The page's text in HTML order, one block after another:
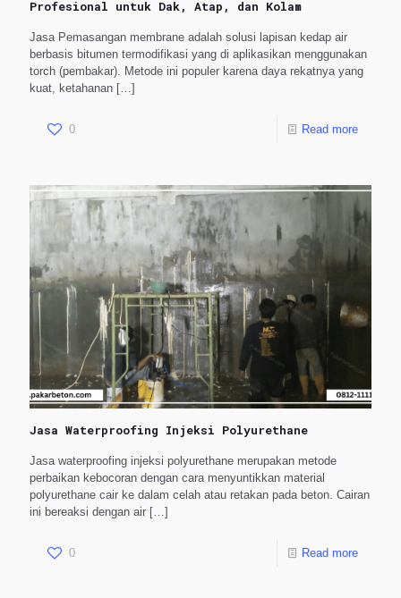
Profesional untuk Dak, Atap, dan Kolam
Jasa Pemasangan membrane adalah solusi lapisan kedap air
berbasis bitumen termodifikasi yang di aplikasikan menggunakan
torch (pembakar). Metode ini populer karena daya rekatnya yang
kuat, ketahanan […]
0 Read more
Jasa Waterproofing Injeksi Polyurethane
Jasa waterproofing injeksi polyurethane merupakan metode
perbaikan kebocoran dengan cara menyuntikkan material
polyurethane cair ke dalam celah atau retakan pada beton. Cairan
ini bereaksi dengan air […]
0 Read more